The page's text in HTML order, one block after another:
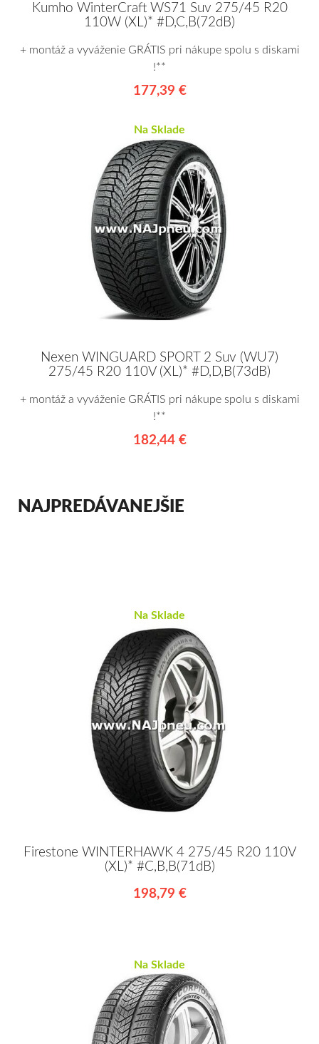
Kumho WinterCraft WS71 Suv 275/45 R20
110W (XL)* #D,C,B(72dB)
+ montáž a vyváženie GRÁTIS pri nákupe spolu s diskami
!**
177,39 €
Na Sklade
Nexen WINGUARD SPORT 2 Suv (WU7)
275/45 R20 110V (XL)* #D,D,B(73dB)
+ montáž a vyváženie GRÁTIS pri nákupe spolu s diskami
!**
182,44 €
NAJPREDÁVANEJŠIE
Na Sklade
Firestone WINTERHAWK 4 275/45 R20 110V
(XL)* #C,B,B(71dB)
198,79 €
Na Sklade